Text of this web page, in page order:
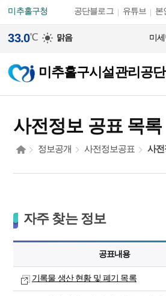
본문 바로가기
미추홀구시설관리공단
미추홀구청 공단블로그 유튜브 본
33.0℃ 맑음 미
사전정보 공표 목록
정보공개 사전정보공표 사
자주 찾는 정보
공표내용
기록물 생산 현황 및 폐기 목록